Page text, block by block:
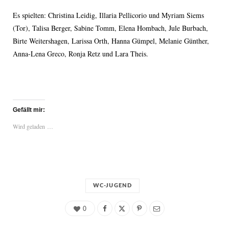
Es spielten: Christina Leidig, Illaria Pellicorio und Myriam Siems
(Tor), Talisa Berger, Sabine Tomm, Elena Hombach, Jule Burbach,
Birte Weitershagen, Larissa Orth, Hanna Gümpel, Melanie Günther,
Anna-Lena Greco, Ronja Retz und Lara Theis.
Gefällt mir:
Wird geladen …
WC-JUGEND
0